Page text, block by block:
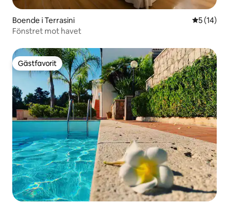
Boende i Terrasini 5 av 5 i
5 (14)
Fönstret mot havet
Gästfavorit
Gästfavorit